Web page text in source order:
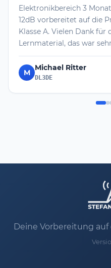
Elektronikbereich 3
12dB vorbereitet auf die
Klasse A. Vielen Dank für
Lernmaterial, das war
unbedingt
mir ein Coach mit Rat und
gestanden. Auch das ist
ohne Probleme zu
M
Michael Ritter
DL3DE
Deine Vorbereitung